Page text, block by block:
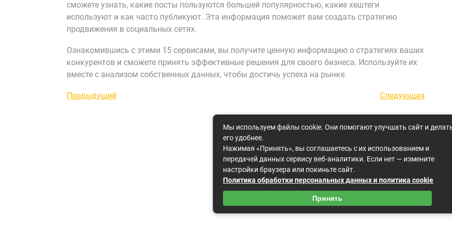
сможете узнать, какие посты пользуются большей популярностью, какие хештеги
используют и как часто публикуют. Эта информация поможет вам создать стратегию
продвижения в социальных сетях.
Ознакомившись с этими 15 сервисами, вы получите ценную информацию о стратегиях ваших
конкурентов и сможете принять эффективные решения для своего бизнеса. Используйте их
вместе с анализом собственных данных, чтобы достичь успеха на рынке.
Навигация
Предыдущая
Предыдущий
Следующая
Следующая
Мы используем файлы cookie. Они помогают улучшать сайт и
его удобнее.
Нажимая «Принять», вы соглашаетесь с их использованием и
передачей данных сервису веб-аналитики. Если нет — измените
настройки браузера или покиньте сайт.
Политика обработки персональных данных и политика cookie
Принять